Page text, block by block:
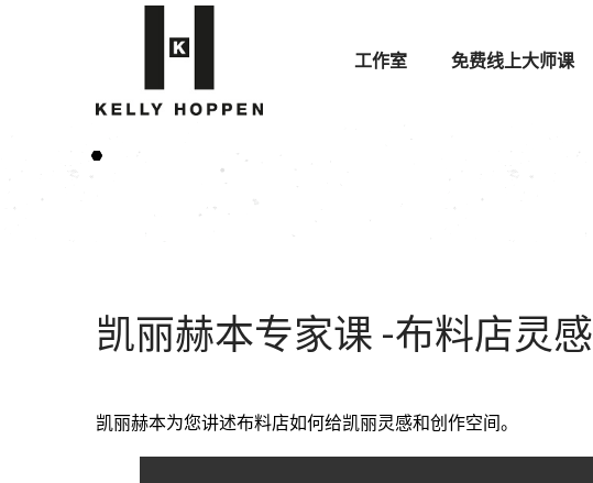
工作室 免费线上大师课
凯丽赫本专家课 -布料店灵感
凯丽赫本为您讲述布料店如何给凯丽灵感和创作空间。